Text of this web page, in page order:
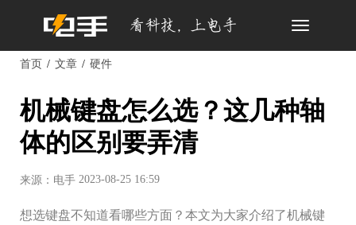
Toggle
首页 文章 硬件
机械键盘怎么选？这几种轴
体的区别要弄清
来源：电手 2023-08-25 16:59
想选键盘不知道看哪些方面？本文为大家介绍了机械键